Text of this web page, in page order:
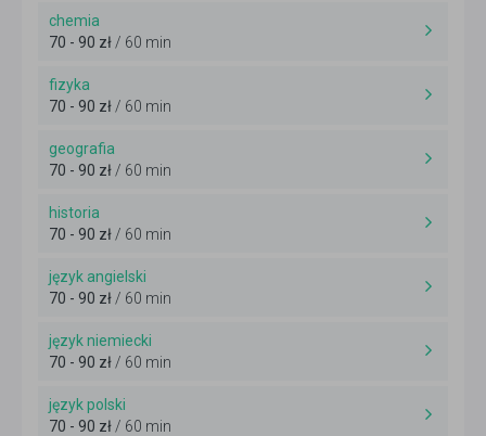
chemia
70 - 90 zł / 60 min
fizyka
70 - 90 zł / 60 min
geografia
70 - 90 zł / 60 min
historia
70 - 90 zł / 60 min
język angielski
70 - 90 zł / 60 min
język niemiecki
70 - 90 zł / 60 min
język polski
70 - 90 zł / 60 min